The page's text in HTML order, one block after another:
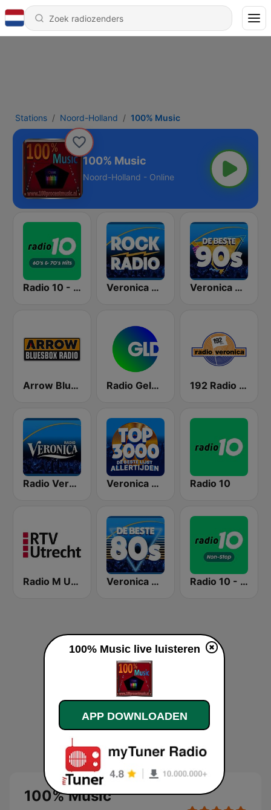
Stations Noord-Holland 100% Music
100% Music
Noord-Holland - Online
Radio 10 - 60s & 70s Hits Veronica Rock Radio Veronica De Beste 90s
Arrow Bluesbox Rock Radio Gelderland 192 Radio Veronica - Goed idee
Radio Veronica Veronica Top 3000 Radio 10
Radio M Utrecht Veronica De Beste 80s Radio 10 - Non-stop
100% Music
100% Music live luisteren
APP DOWNLOADEN